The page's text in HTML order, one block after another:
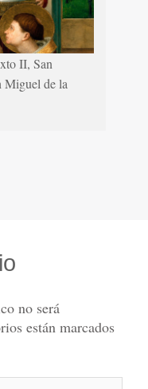
II, San
Miguel de la
no será
están marcados